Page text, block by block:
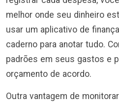
melhor onde seu dinheiro
usar um aplicativo de
caderno para anotar tudo.
padrões em seus gastos e
orçamento de acordo.
Outra vantagem de